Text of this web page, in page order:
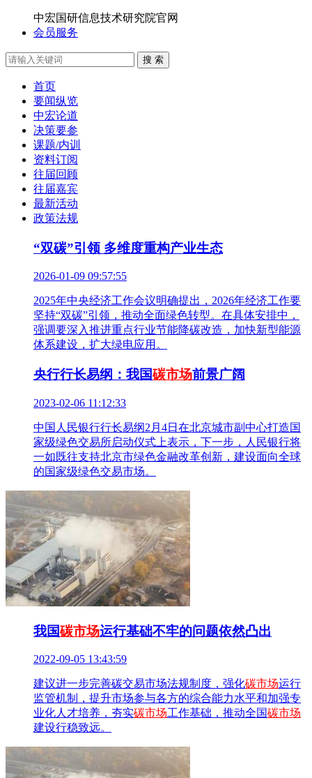
中宏国研信息技术研究院官网
会员服务
搜 索
首页
要闻纵览
中宏论道
决策要参
课题/内训
资料订阅
往届回顾
往届嘉宾
最新活动
政策法规
“双碳”引领 多维度重构产业生态
2026-01-09 09:57:55
2025年中央经济工作会议明确提出，2026年经济工作要
坚持“双碳”引领，推动全面绿色转型。在具体安排中，
强调要深入推进重点行业节能降碳改造，加快新型能源
体系建设，扩大绿电应用。
央行行长易纲：我国碳市场前景广阔
2023-02-06 11:12:33
​中国人民银行行长易纲2月4日在北京城市副中心打造国
家级绿色交易所启动仪式上表示，下一步，人民银行将
一如既往支持北京市绿色金融改革创新，建设面向全球
的国家级绿色交易市场。
我国碳市场运行基础不牢的问题依然凸出
2022-09-05 13:43:59
建议进一步完善碳交易市场法规制度，强化碳市场运行
监管机制，提升市场参与各方的综合能力水平和加强专
业化人才培养，夯实碳市场工作基础，推动全国碳市场
建设行稳致远。